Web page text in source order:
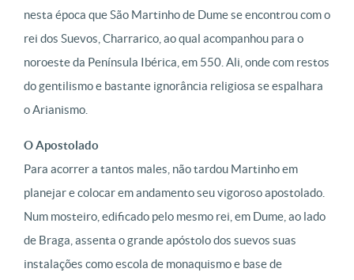
nesta época que São Martinho de Dume se encontrou com o
rei dos Suevos, Charrarico, ao qual acompanhou para o
noroeste da Península Ibérica, em 550. Ali, onde com restos
do gentilismo e bastante ignorância religiosa se espalhara
o Arianismo.
O Apostolado
Para acorrer a tantos males, não tardou Martinho em
planejar e colocar em andamento seu vigoroso apostolado.
Num mosteiro, edificado pelo mesmo rei, em Dume, ao lado
de Braga, assenta o grande apóstolo dos suevos suas
instalações como escola de monaquismo e base de